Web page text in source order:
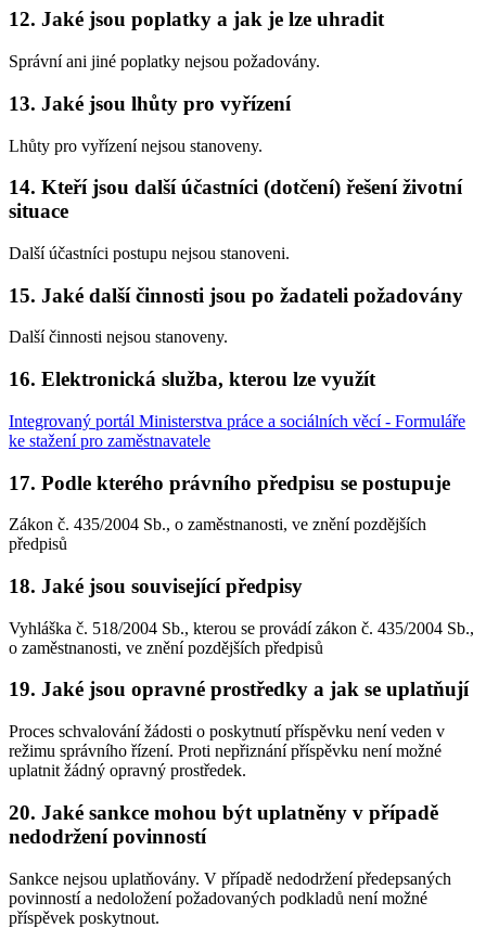
12. Jaké jsou poplatky a jak je lze uhradit
Správní ani jiné poplatky nejsou požadovány.
13. Jaké jsou lhůty pro vyřízení
Lhůty pro vyřízení nejsou stanoveny.
14. Kteří jsou další účastníci (dotčení) řešení životní
situace
Další účastníci postupu nejsou stanoveni.
15. Jaké další činnosti jsou po žadateli požadovány
Další činnosti nejsou stanoveny.
16. Elektronická služba, kterou lze využít
Integrovaný portál Ministerstva práce a sociálních věcí - Formuláře
ke stažení pro zaměstnavatele
17. Podle kterého právního předpisu se postupuje
Zákon č. 435/2004 Sb., o zaměstnanosti, ve znění pozdějších
předpisů
18. Jaké jsou související předpisy
Vyhláška č. 518/2004 Sb., kterou se provádí zákon č. 435/2004 Sb.,
o zaměstnanosti, ve znění pozdějších předpisů
19. Jaké jsou opravné prostředky a jak se uplatňují
Proces schvalování žádosti o poskytnutí příspěvku není veden v
režimu správního řízení. Proti nepřiznání příspěvku není možné
uplatnit žádný opravný prostředek.
20. Jaké sankce mohou být uplatněny v případě
nedodržení povinností
Sankce nejsou uplatňovány. V případě nedodržení předepsaných
povinností a nedoložení požadovaných podkladů není možné
příspěvek poskytnout.